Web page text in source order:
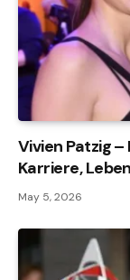
Vivien Patzig
Karriere,
May 5, 2026